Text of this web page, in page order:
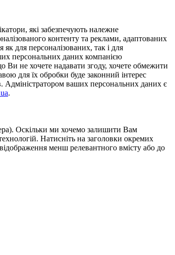
які забезпечують належне
контенту та реклами, адаптованих
для персоналізованих, так і для
персональних даних компанією
Ви не хочете надавати згоду, хочете обмежити
для їх обробки буде законний інтерес
Адміністратором ваших персональних даних є
.
Оскільки ми хочемо залишити Вам
Натисніть на заголовки окремих
менш релевантного вмісту або до